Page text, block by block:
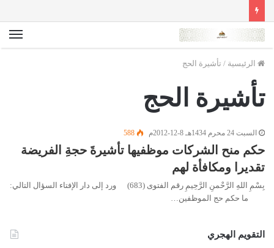
الرئيسية / تأشيرة الحج
تأشيرة الحج
السبت 24 محرم 1434هـ 8-12-2012م 588
حكم منح الشركات موظفيها تأشيرةَ حجةِ الفريضة
تقديرا ومكافأة لهم
بِسْمِ اللهِ الرَّحْمنِ الرَّحِيمِ رقم الفتوى (683) ورد إلى دار الإفتاء السؤال التالي:
ما حكم حج الموظفين…
التقويم الهجري